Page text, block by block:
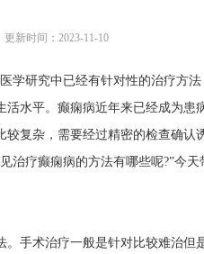
更新时间：2023-11-10
研究中已经有针对性的治疗方法
水平。癫痫病近年来已经成为患
复杂，需要经过精密的检查确认
治疗癫痫病的方法有哪些呢?”今天
手术治疗一般是针对比较难治但